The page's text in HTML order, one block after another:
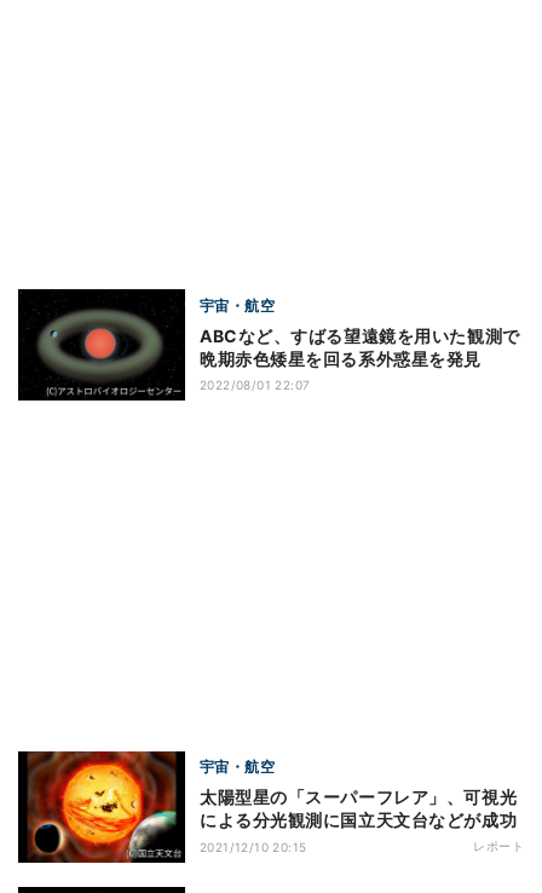
宇宙・航空
ABCなど、すばる望遠鏡を用いた観測で
晩期赤色矮星を回る系外惑星を発見
2022/08/01 22:07
宇宙・航空
太陽型星の「スーパーフレア」、可視光
による分光観測に国立天文台などが成功
2021/12/10 20:15 レポート